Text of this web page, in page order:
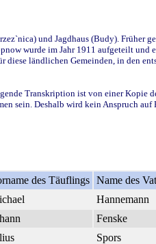
und Jagdhaus (Budy). Früher
wurde im Jahr 1911 aufgeteilt
ländlichen Gemeinden, in den
Transkription ist von einer Kopie
sein. Deshalb wird kein Anspruch auf
des Täuflings Name des
Hannemann
Fenske
Spors